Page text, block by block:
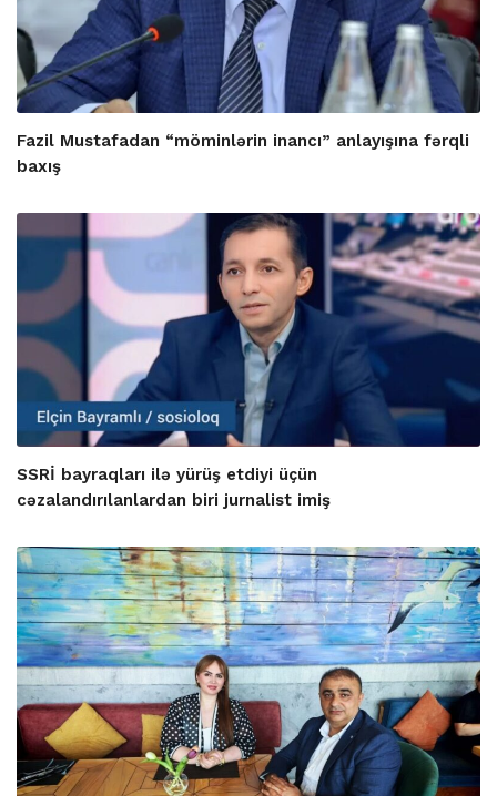
Fazil Mustafadan “möminlərin inancı” anlayışına fərqli
baxış
SSRİ bayraqları ilə yürüş etdiyi üçün
cəzalandırılanlardan biri jurnalist imiş